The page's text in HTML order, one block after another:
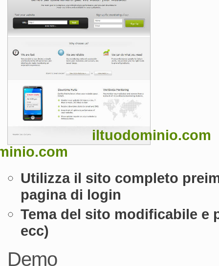
iltuodominio.com
Utilizza il sito completo
pagina di login
Tema del sito modificabile e
ecc)
Demo